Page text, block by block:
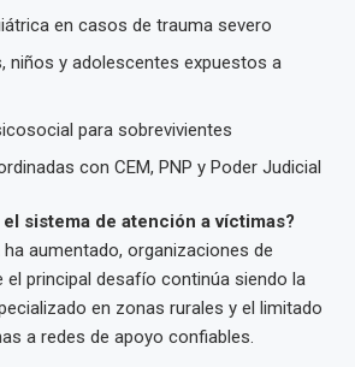
en casos de trauma severo
niños y adolescentes expuestos a
para sobrevivientes
con CEM, PNP y Poder Judicial
sistema de atención a víctimas?
aumentado, organizaciones de
el principal desafío continúa siendo la
en zonas rurales y el limitado
a redes de apoyo confiables.